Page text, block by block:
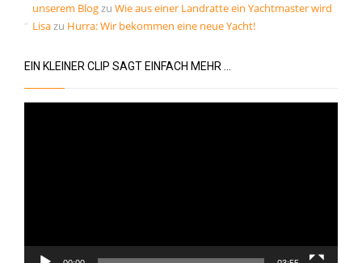
unserem Blogzu Wie aus einer Landratte ein Yachtmaster wird
Lisazu Hurra: Wir bekommen eine neue Yacht!
EIN KLEINER CLIP SAGT EINFACH MEHR …